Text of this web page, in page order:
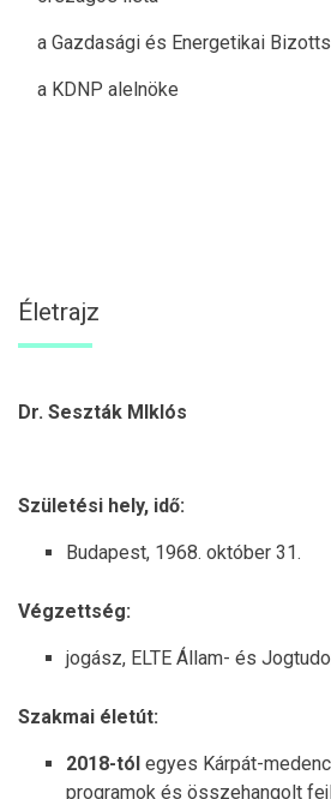
a Gazdasági és Energetikai
a KDNP alelnöke
Életrajz
Dr. Seszták MIklós
Születési hely, idő:
Budapest, 1968. október 31.
Végzettség:
jogász, ELTE Állam- és
Szakmai életút:
2018-tól egyes Kárpát-
programok és összehangolt